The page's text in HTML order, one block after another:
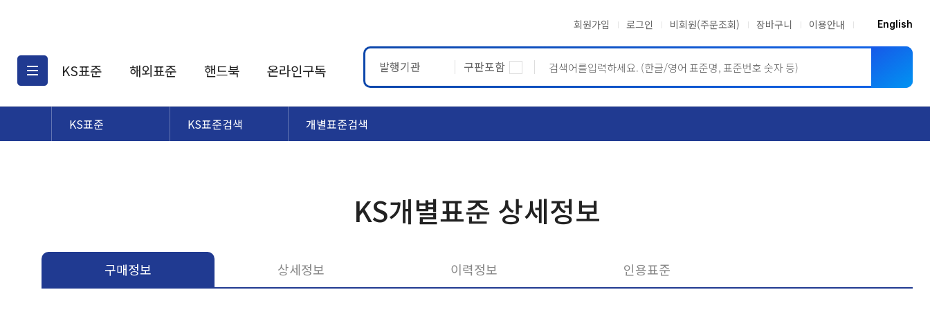
회원가입 로그인 비회원(주문조회) 장바구니 이용안내 English
KS표준
KS표준검색
해외표준
해외표준검색
핸드북 온라인구독 발행기관 구판포함
KS표준 KS표준검색 개별표준검색
KS개별표준 상세정보
구매정보 상세정보 이력정보 인용표준